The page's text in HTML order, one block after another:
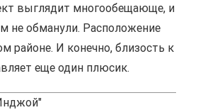
выглядит многообещающе, и
не обманули. Расположение
районе. И конечно, близость к
еще один плюсик.